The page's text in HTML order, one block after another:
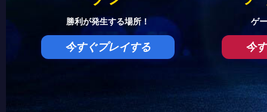
勝利が発生する場所！
今すぐプレイする
ゲ
今